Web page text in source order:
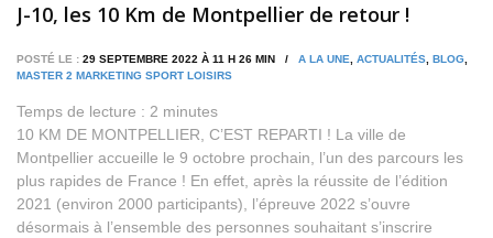
J-10, les 10 Km de Montpellier de retour !
POSTÉ LE : 29 SEPTEMBRE 2022 À 11 H 26 MIN / A LA UNE ACTUALITÉS BLOG
MASTER 2 MARKETING SPORT LOISIRS
Temps de lecture : 2 minutes
10 KM DE MONTPELLIER, C’EST REPARTI ! La ville de
Montpellier accueille le 9 octobre prochain, l’un des parcours les
plus rapides de France ! En effet, après la réussite de l’édition
2021 (environ 2000 participants), l’épreuve 2022 s’ouvre
désormais à l’ensemble des personnes souhaitant s’inscrire